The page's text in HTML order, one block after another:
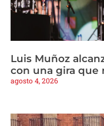
Luis Muñoz
con una gira que
agosto 4, 2026